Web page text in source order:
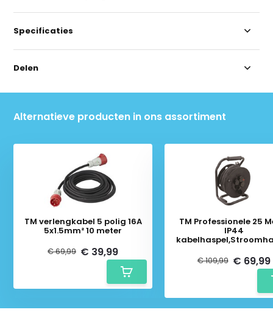
Specificaties
Delen
Alternatieve producten in ons assortiment
TM verlengkabel 5 polig 16A
5x1.5mm² 10 meter
€ 69,99 € 39,99
TM Professionele 25
IP44
€ 109,99 € 69,99